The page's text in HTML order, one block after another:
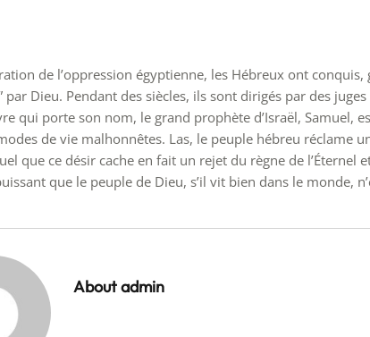
de l’oppression égyptienne, les Hébreux ont
par Dieu. Pendant des siècles, ils sont dirigés par des
qui porte son nom, le grand prophète d’Israël, Samuel,
de vie malhonnêtes. Las, le peuple hébreu réclame
que ce désir cache en fait un rejet du règne de l’Éternel
que le peuple de Dieu, s’il vit bien dans le monde,
About admin